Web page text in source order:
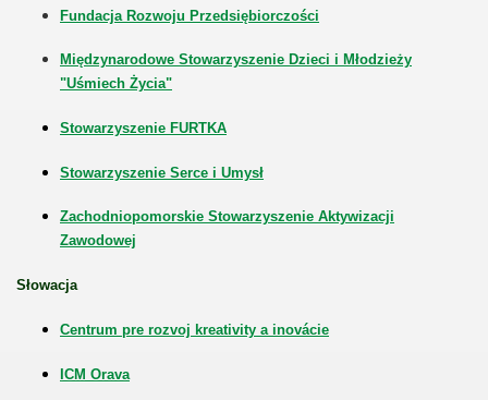
Fundacja Rozwoju Przedsiębiorczości
Międzynarodowe Stowarzyszenie Dzieci i Młodzieży
"Uśmiech Życia"
Stowarzyszenie FURTKA
Stowarzyszenie Serce i Umysł
Zachodniopomorskie Stowarzyszenie Aktywizacji
Zawodowej
Słowacja
Centrum pre rozvoj kreativity a inovácie
ICM Orava